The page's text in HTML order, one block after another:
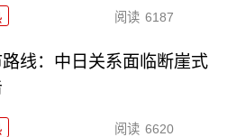
阅读 6187
线：中日关系面临断崖式
阅读 6620